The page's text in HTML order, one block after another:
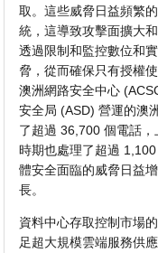
取。這些威脅日益頻繁
統，這導致攻擊面擴大
透過限制和監控數位和
脅，從而確保只有授權
澳洲網路安全中心
安全局 (ASD) 營運的澳
了超過 36,700 個電話
時期也處理了超過
體安全面臨的威脅日益
長。
資料中心存取控制市場
足超大規模雲端服務供